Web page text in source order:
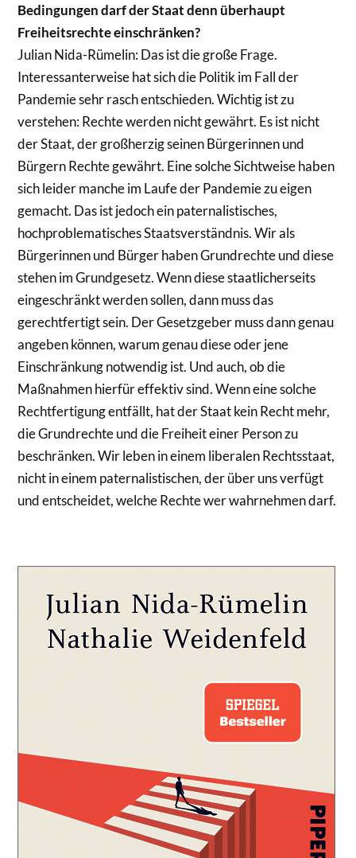
Bedingungen darf der Staat denn überhaupt
Freiheitsrechte einschränken?
Julian Nida-Rümelin: Das ist die große Frage.
Interessanterweise hat sich die Politik im Fall der
Pandemie sehr rasch entschieden. Wichtig ist zu
verstehen: Rechte werden nicht gewährt. Es ist nicht
der Staat, der großherzig seinen Bürgerinnen und
Bürgern Rechte gewährt. Eine solche Sichtweise haben
sich leider manche im Laufe der Pandemie zu eigen
gemacht. Das ist jedoch ein paternalistisches,
hochproblematisches Staatsverständnis. Wir als
Bürgerinnen und Bürger haben Grundrechte und diese
stehen im Grundgesetz. Wenn diese staatlicherseits
eingeschränkt werden sollen, dann muss das
gerechtfertigt sein. Der Gesetzgeber muss dann genau
angeben können, warum genau diese oder jene
Einschränkung notwendig ist. Und auch, ob die
Maßnahmen hierfür effektiv sind. Wenn eine solche
Rechtfertigung entfällt, hat der Staat kein Recht mehr,
die Grundrechte und die Freiheit einer Person zu
beschränken. Wir leben in einem liberalen Rechtsstaat,
nicht in einem paternalistischen, der über uns verfügt
und entscheidet, welche Rechte wer wahrnehmen darf.